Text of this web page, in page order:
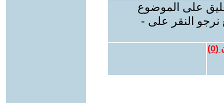
على الموضوع
نرجو النقر على -
(
0
)